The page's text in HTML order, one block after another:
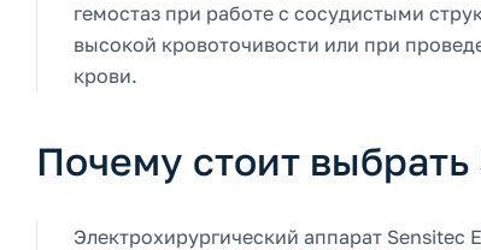
гемостаз при работе с сосудистыми
высокой кровоточивости или при
крови.
Почему стоит
Электрохирургический аппарат Sensitec